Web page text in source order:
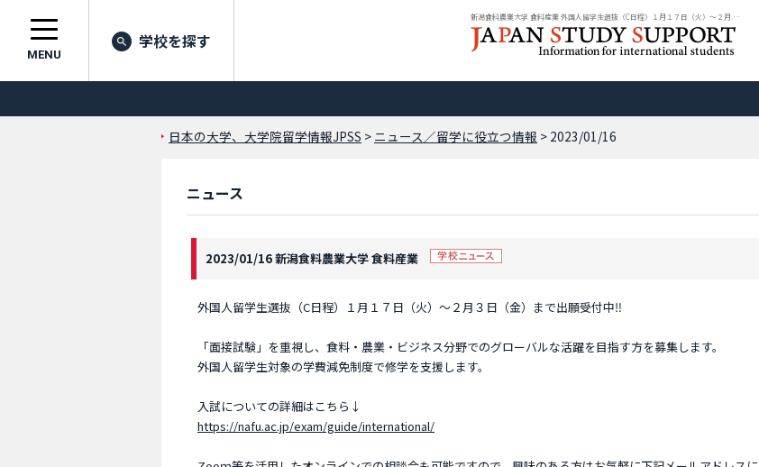
新潟食料農業大学 食料産業 外国人留学生選抜（C日程）１月１７日（火）～２月... ...
MENU
学校を探す
日本の大学、大学院留学情報JPSS > ニュース／留学に役立つ情報 > 2023/01/16
ニュース
2023/01/16 新潟食料農業大学 食料産業
外国人留学生選抜（C日程）１月１７日（火）～２月３日（金）まで出願受付中‼
「面接試験」を重視し、食料・農業・ビジネス分野でのグローバルな活躍を目指す方を募集します。
外国人留学生対象の学費減免制度で修学を支援します。
入試についての詳細はこちら↓
https://nafu.ac.jp/exam/guide/international/